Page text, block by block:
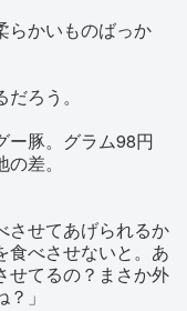
らかいものばっか
ろう。
ー豚。グラム98円
差。
させてあげられるか
食べさせないと。あ
せてるの？まさか外
」